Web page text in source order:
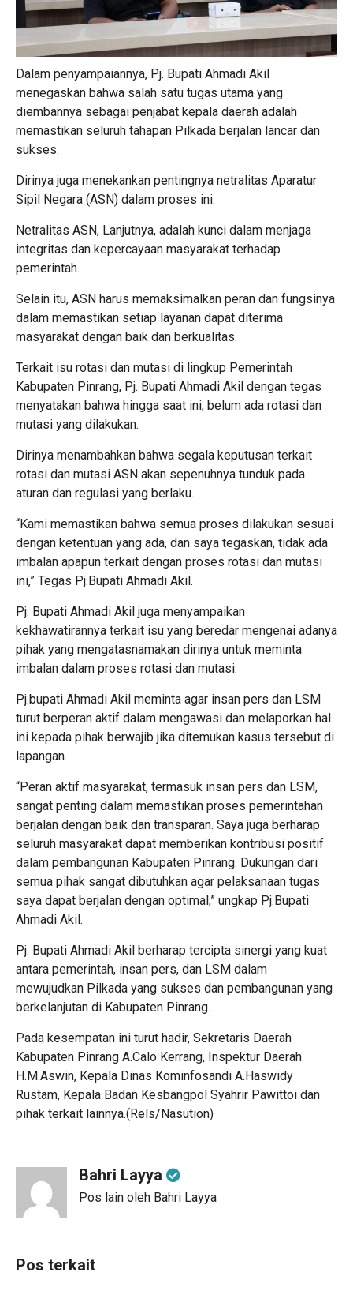
Dalam penyampaiannya, Pj. Bupati Ahmadi Akil
menegaskan bahwa salah satu tugas utama yang
diembannya sebagai penjabat kepala daerah adalah
memastikan seluruh tahapan Pilkada berjalan lancar dan
sukses.
Dirinya juga menekankan pentingnya netralitas Aparatur
Sipil Negara (ASN) dalam proses ini.
Netralitas ASN, Lanjutnya, adalah kunci dalam menjaga
integritas dan kepercayaan masyarakat terhadap
pemerintah.
Selain itu, ASN harus memaksimalkan peran dan fungsinya
dalam memastikan setiap layanan dapat diterima
masyarakat dengan baik dan berkualitas.
Terkait isu rotasi dan mutasi di lingkup Pemerintah
Kabupaten Pinrang, Pj. Bupati Ahmadi Akil dengan tegas
menyatakan bahwa hingga saat ini, belum ada rotasi dan
mutasi yang dilakukan.
Dirinya menambahkan bahwa segala keputusan terkait
rotasi dan mutasi ASN akan sepenuhnya tunduk pada
aturan dan regulasi yang berlaku.
“Kami memastikan bahwa semua proses dilakukan sesuai
dengan ketentuan yang ada, dan saya tegaskan, tidak ada
imbalan apapun terkait dengan proses rotasi dan mutasi
ini,” Tegas Pj.Bupati Ahmadi Akil.
Pj. Bupati Ahmadi Akil juga menyampaikan
kekhawatirannya terkait isu yang beredar mengenai adanya
pihak yang mengatasnamakan dirinya untuk meminta
imbalan dalam proses rotasi dan mutasi.
Pj.bupati Ahmadi Akil meminta agar insan pers dan LSM
turut berperan aktif dalam mengawasi dan melaporkan hal
ini kepada pihak berwajib jika ditemukan kasus tersebut di
lapangan.
“Peran aktif masyarakat, termasuk insan pers dan LSM,
sangat penting dalam memastikan proses pemerintahan
berjalan dengan baik dan transparan. Saya juga berharap
seluruh masyarakat dapat memberikan kontribusi positif
dalam pembangunan Kabupaten Pinrang. Dukungan dari
semua pihak sangat dibutuhkan agar pelaksanaan tugas
saya dapat berjalan dengan optimal,” ungkap Pj.Bupati
Ahmadi Akil.
Pj. Bupati Ahmadi Akil berharap tercipta sinergi yang kuat
antara pemerintah, insan pers, dan LSM dalam
mewujudkan Pilkada yang sukses dan pembangunan yang
berkelanjutan di Kabupaten Pinrang.
Pada kesempatan ini turut hadir, Sekretaris Daerah
Kabupaten Pinrang A.Calo Kerrang, Inspektur Daerah
H.M.Aswin, Kepala Dinas Kominfosandi A.Haswidy
Rustam, Kepala Badan Kesbangpol Syahrir Pawittoi dan
pihak terkait lainnya.(Rels/Nasution)
Bahri Layya
Pos lain oleh Bahri Layya
Pos terkait